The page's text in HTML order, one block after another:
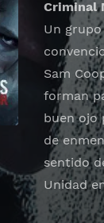
Criminal
Un
Sam
forman
buen ojo
de
sentido
Unidad